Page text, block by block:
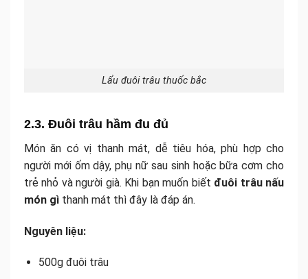
Lẩu đuôi trâu thuốc bắc
2.3. Đuôi trâu hầm đu đủ
Món ăn có vị thanh mát, dễ tiêu hóa, phù hợp cho
người mới ốm dậy, phụ nữ sau sinh hoặc bữa cơm cho
trẻ nhỏ và người già. Khi bạn muốn biết đuôi trâu nấu
món gì thanh mát thì đây là đáp án.
Nguyên liệu:
500g đuôi trâu